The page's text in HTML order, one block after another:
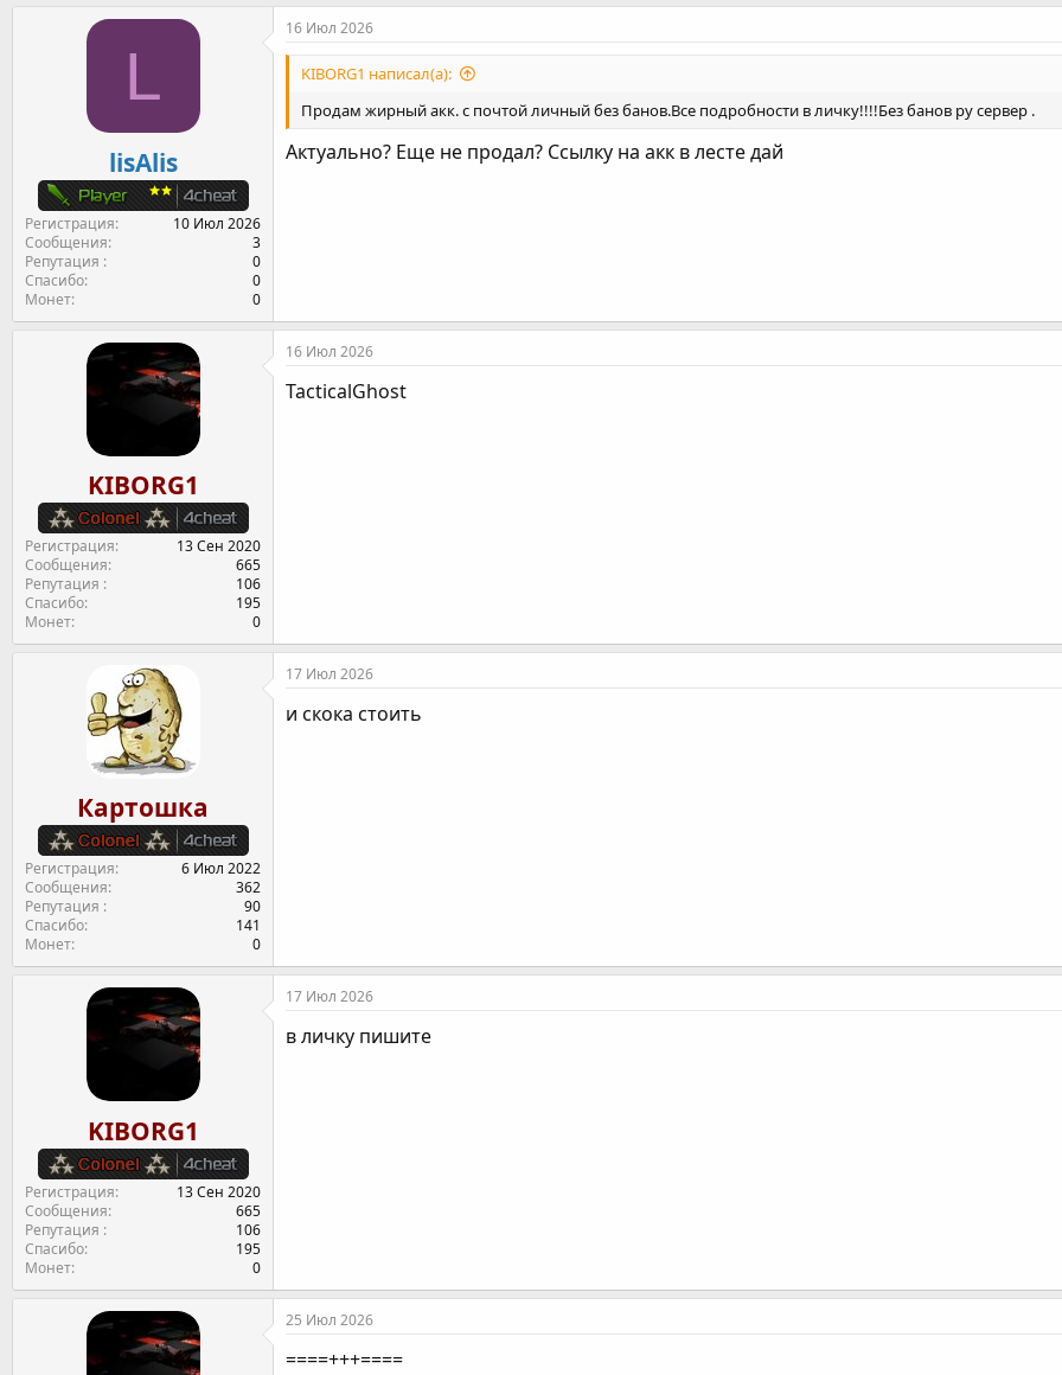
L
lisAlis
Регистрация
10 Июл 2026
Сообщения
3
Репутация
0
Спасибо
0
Монет
0
16 Июл 2026
KIBORG1 написал(а):
Продам жирный акк. с почтой личный без банов.Все подробности в личку!!!!Без банов ру сервер .
Актуально? Еще не продал? Ссылку на акк в лесте дай
KIBORG1
Регистрация
13 Сен 2020
Сообщения
665
Репутация
106
Спасибо
195
Монет
0
16 Июл 2026
TacticalGhost
Картошка
Регистрация
6 Июл 2022
Сообщения
362
Репутация
90
Спасибо
141
Монет
0
17 Июл 2026
и скока стоить
KIBORG1
Регистрация
13 Сен 2020
Сообщения
665
Репутация
106
Спасибо
195
Монет
0
17 Июл 2026
в личку пишите
25 Июл 2026
====+++====